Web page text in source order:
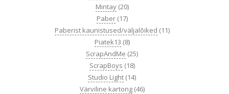
Mintay (20)
Paber (17)
Paberist kaunistused/väljalõiked (11)
Piatek13 (8)
ScrapAndMe (25)
ScrapBoys (18)
Studio Light (14)
Värviline kartong (46)